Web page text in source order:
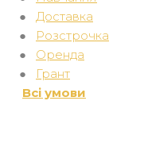
●
Доставка
●
Розстрочка
● Оренда
●
Грант
Всі умови